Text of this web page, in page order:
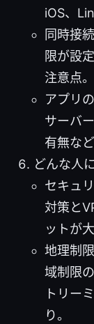
iOS、
同時接
限が設
注意点。
アプリ
サーバ
有無など
どんな人
セキュ
対策と
ットが
地理制
域制限
トリー
り。